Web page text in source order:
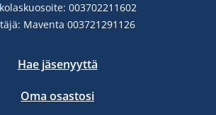
003702211602
Maventa 003721291126
Hae jäsenyyttä
Oma osastosi